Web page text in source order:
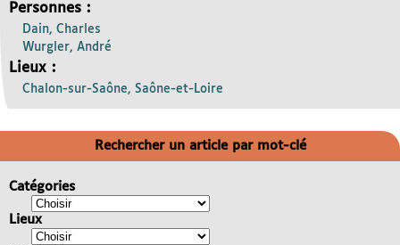
Personnes :
Dain, Charles
Wurgler, André
Lieux :
Chalon-sur-Saône, Saône-et-Loire
Rechercher un article par mot-clé
Catégories
Lieux